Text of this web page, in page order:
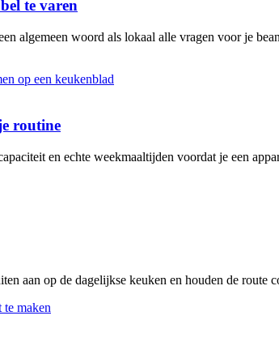
te varen
algemeen woord als lokaal alle vragen voor je
routine
en echte weekmaaltijden voordat je een
aan op de dagelijkse keuken en houden de route